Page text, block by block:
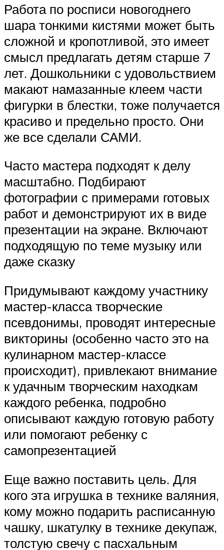
Работа по росписи новогоднего
шара тонкими кистями может быть
сложной и кропотливой, это имеет
смысл предлагать детям старше 7
лет. Дошкольники с удовольствием
макают намазанные клеем части
фигурки в блестки, тоже получается
красиво и предельно просто. Они
же все сделали САМИ.
Часто мастера подходят к делу
масштабно. Подбирают
фотографии с примерами готовых
работ и демонстрируют их в виде
презентации на экране. Включают
подходящую по теме музыку или
даже сказку
Придумывают каждому участнику
мастер-класса творческие
псевдонимы, проводят интересные
викторины (особенно часто это на
кулинарном мастер-классе
происходит), привлекают внимание
к удачным творческим находкам
каждого ребенка, подробно
описывают каждую готовую работу
или помогают ребенку с
самопрезентацией
Еще важно поставить цель. Для
кого эта игрушка в технике валяния,
кому можно подарить расписанную
чашку, шкатулку в технике декупаж,
толстую свечу с пасхальным